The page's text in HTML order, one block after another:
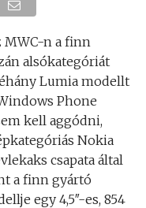
MWC-n a finn
alsókategóriát
Lumia modellt
Phone
kell aggódni,
Nokia
csapata által
a finn gyártó
egy 4,5″-es, 854